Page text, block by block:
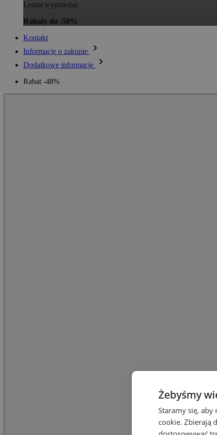
Letnia wyprzedaż
Rabaty do -50%
Kontakt
Informacje o zakupie
Dodatkowe informacje
Rabat -48%
Żebyśmy
Staramy się, aby
cookie. Zbierają